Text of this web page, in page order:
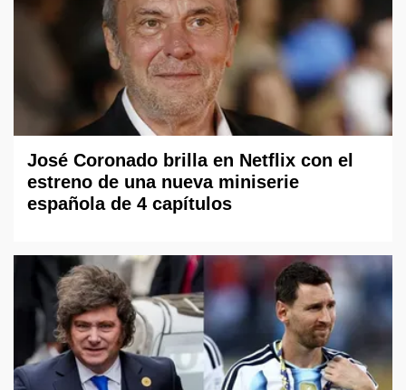
José Coronado brilla en Netflix con el
estreno de una nueva miniserie
española de 4 capítulos